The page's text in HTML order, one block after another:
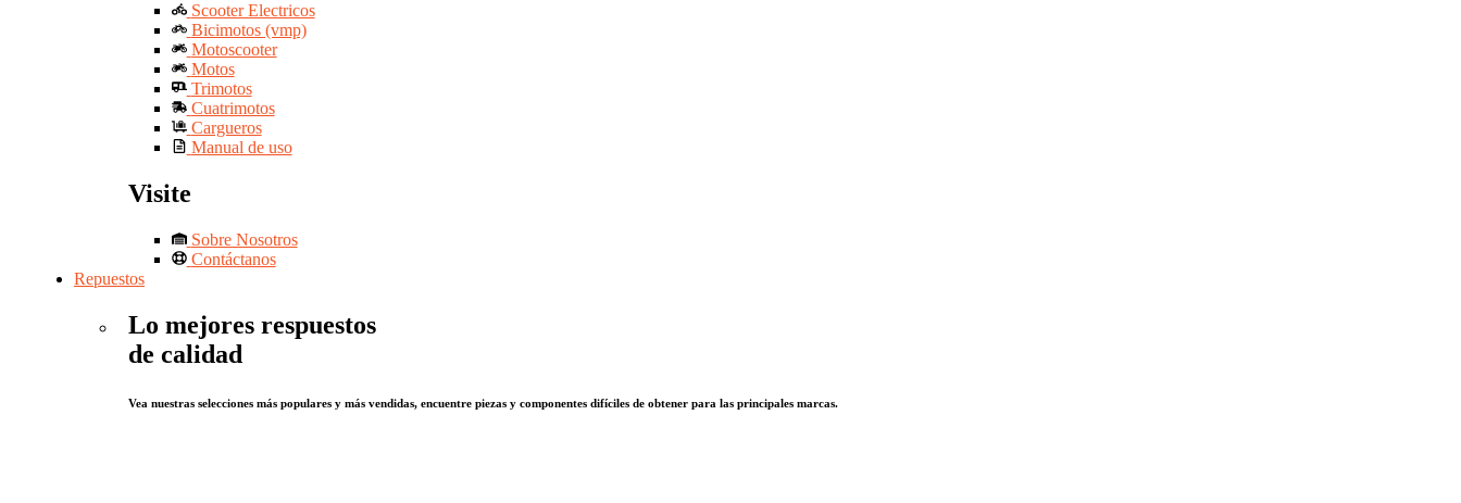
Scooter Electricos
Bicimotos (vmp)
Motoscooter
Motos
Trimotos
Cuatrimotos
Cargueros
Manual de uso
Visite
Sobre Nosotros
Contáctanos
Repuestos
Lo mejores respuestos
de calidad
Vea nuestras selecciones más populares y más vendidas, encuentre piezas y componentes difíciles de obtener para las principales marcas.